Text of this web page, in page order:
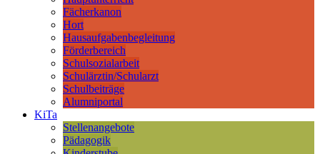
Fächerkanon
Hort
Hausaufgabenbegleitung
Förderbereich
Schulsozialarbeit
Schulärztin/Schularzt
Schulbeiträge
Alumniportal
KiTa
Stellenangebote
Pädagogik